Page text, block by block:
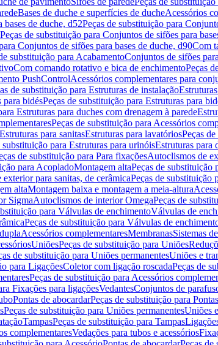
Bases de duche e superfícies de ducheAcessórios
bases de duche, d52Peças de substituição para
Peças de substituição para Conjuntos de sifões para
Conjuntos de sifões para bases de duche, d90Com
substituição para AcabamentoConjuntos de sifões
Com comando rotativo e bica de enchimentoPeças
PushControlAcessórios complementares para
de substituição para Estruturas de instalação
para bidésPeças de substituição para Estruturas para
Estruturas para duches com drenagem à parede
Peças de substituição para Acessórios
para sanitasEstruturas para lavatóriosPeças
substituição para Estruturas para urinóisEstruturas para
de substituição para Para fixaçõesAutoclismos de
para AcopladoMontagem altaPeças de substituição
para sanitas, de cerâmicaPeças de substituição
altaMontagem baixa e montagem a meia-altura
SigmaAutoclismos de interior OmegaPeças de
para Válvulas de enchimentoVálvulas de
Peças de substituição para Válvulas de
Acessórios complementaresMembranasSistemas
UniõesPeças de substituição para Uniões
de substituição para Uniões permanentesUniões e
para LigaçõesColetor com ligação roscadaPeças de
Peças de substituição para Acessórios
Fixações para ligaçõesVedantesConjuntos de
Pontas de abocardarPeças de substituição para
Peças de substituição para Uniões permanentesUniões
TampasPeças de substituição para Tampas
complementaresVedações para tubos e acessórios